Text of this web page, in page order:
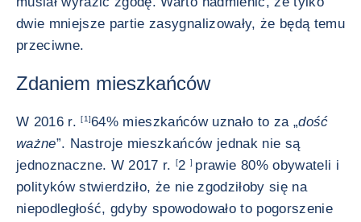
dwie mniejsze partie zasygnalizowały, że będą temu
przeciwne.
Zdaniem mieszkańców
W 2016 r.[1]64% mieszkańców uznało to za „dość
ważne”. Nastroje mieszkańców jednak nie są
jednoznaczne. W 2017 r.[2] prawie 80% obywateli i
polityków stwierdziło, że nie zgodziłoby się na
niepodległość, gdyby spowodowało to pogorszenie